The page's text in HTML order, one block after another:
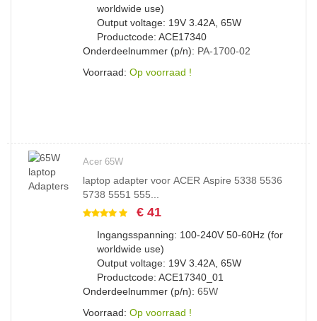
worldwide use)
Output voltage: 19V 3.42A, 65W
Productcode: ACE17340
Onderdeelnummer (p/n): PA-1700-02
Voorraad: Op voorraad !
Acer 65W
laptop adapter voor ACER Aspire 5338 5536
5738 5551 555...
€ 41
Ingangsspanning: 100-240V 50-60Hz (for
worldwide use)
Output voltage: 19V 3.42A, 65W
Productcode: ACE17340_01
Onderdeelnummer (p/n): 65W
Voorraad: Op voorraad !